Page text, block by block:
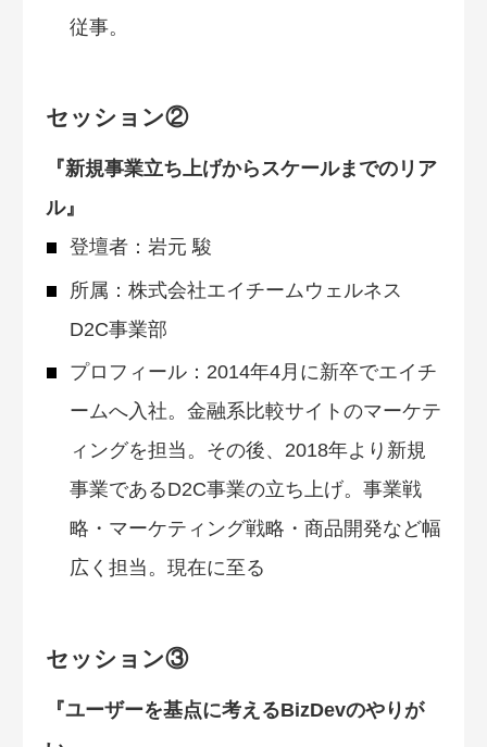
従事。
セッション②
『新規事業立ち上げからスケールまでのリア
ル』
登壇者：岩元 駿
所属：株式会社エイチームウェルネス
D2C事業部
プロフィール：2014年4月に新卒でエイチ
ームへ入社。金融系比較サイトのマーケテ
ィングを担当。その後、2018年より新規
事業であるD2C事業の立ち上げ。事業戦
略・マーケティング戦略・商品開発など幅
広く担当。現在に至る
セッション③
『ユーザーを基点に考えるBizDevのやりが